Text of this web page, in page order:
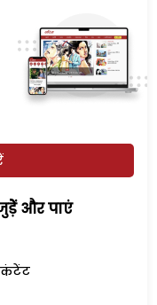
और पाएं
कंटेंट